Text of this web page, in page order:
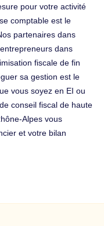
pour votre activité
comptable est le
partenaires dans
dans
fiscale de fin
sa gestion est le
vous soyez en EI ou
conseil fiscal de haute
Alpes vous
et votre bilan